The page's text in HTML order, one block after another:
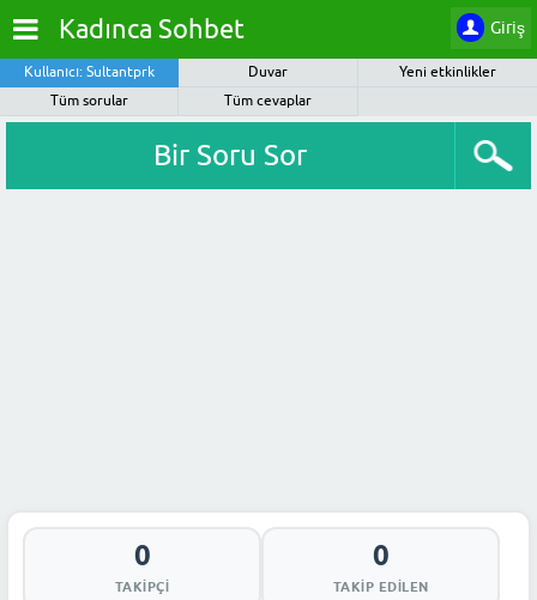
Giriş
Kadınca Sohbet
Kullanıcı: Sultantprk Duvar
Yeni etkinlikler
Tüm sorular
Tüm cevaplar
Bir Soru Sor
0
TAKIPÇI
0
TAKIP EDILEN